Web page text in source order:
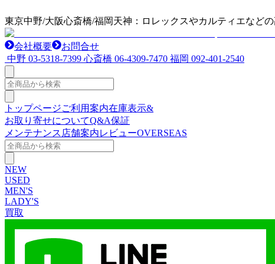
東京中野/大阪心斎橋/福岡天神：ロレックスやカルティエなど
会社概要
お問合せ
中野 03-5318-7399 心斎橋 06-4309-7470 福岡 092-401-2540
トップページご利用案内在庫表示&
お取り寄せについてQ&A保証
メンテナンス 店舗案内レビューOVERSEAS
NEW
USED
MEN'S
LADY'S
買取